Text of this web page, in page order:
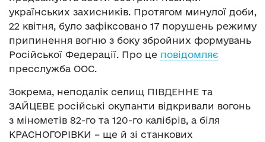
українських захисників. Протягом минулої доби,
22 квітня, було зафіксовано 17 порушень режиму
припинення вогню з боку збройних формувань
Російської Федерації. Про це повідомляє
пресслужба ООС.
Зокрема, неподалік селищ ПІВДЕННЕ та
ЗАЙЦЕВЕ російські окупанти відкривали вогонь
з мінометів 82-го та 120-го калібрів, а біля
КРАСНОГОРІВКИ – ще й зі станкових